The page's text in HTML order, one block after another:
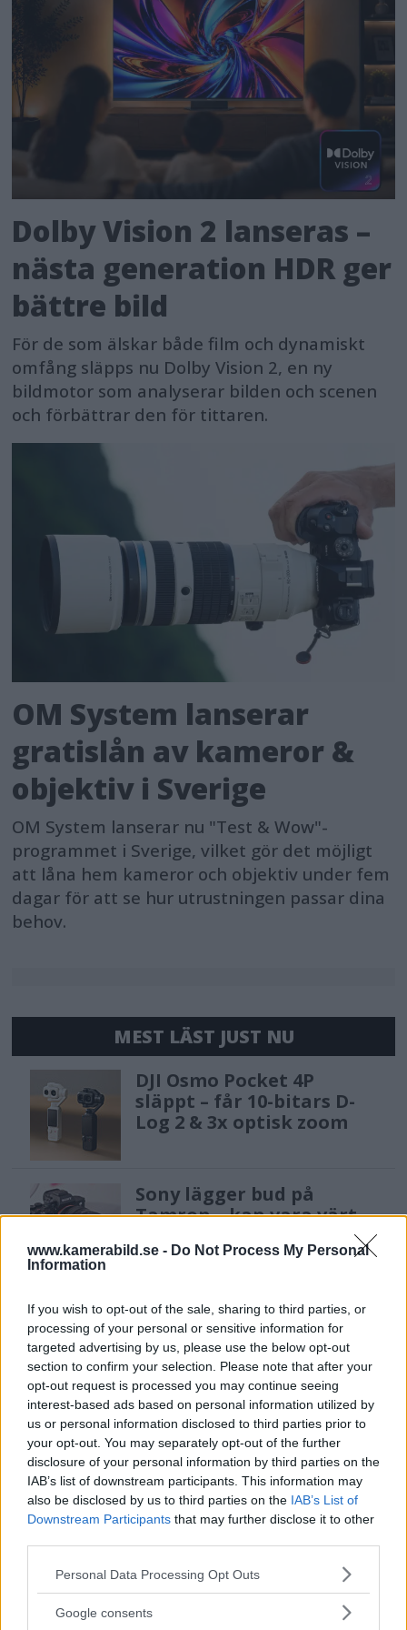
www.kamerabild.se - Do Not Process My Personal
Information
If you wish to opt-out of the sale, sharing to third parties, or
processing of your personal or sensitive information for
targeted advertising by us, please use the below opt-out
section to confirm your selection. Please note that after your
opt-out request is processed you may continue seeing
interest-based ads based on personal information utilized by
us or personal information disclosed to third parties prior to
your opt-out. You may separately opt-out of the further
disclosure of your personal information by third parties on the
IAB’s list of downstream participants. This information may
also be disclosed by us to third parties on the IAB’s List of
Downstream Participants that may further disclose it to other
Please note that this website/app uses one or more Google
not limited to your visit or usage behaviour. You may click to
Personal Data Processing Opt Outs
Google consents
Dolby Vision 2 lanseras –
nästa generation HDR ger
bättre bild
För de som älskar både film och dynamiskt
omfång släpps nu Dolby Vision 2, en ny
bildmotor som analyserar bilden och scenen
och förbättrar den för tittaren.
OM System lanserar
gratislån av kameror &
objektiv i Sverige
OM System lanserar nu "Test & Wow"-
programmet i Sverige, vilket gör det möjligt
att låna hem kameror och objektiv under fem
dagar för att se hur utrustningen passar dina
behov.
MEST LÄST JUST NU
DJI Osmo Pocket 4P
släppt – får 10-bitars D-
Log 2 & 3x optisk zoom
Sony lägger bud på
Tamron – kan vara värt
OM System lanserar
gratislån av kameror &
objektiv i Sverige
Sony FE 100-400mm F5,6-8
OSS – lätt telezoom för
fågel, sport & natur
Lund & Stockholm